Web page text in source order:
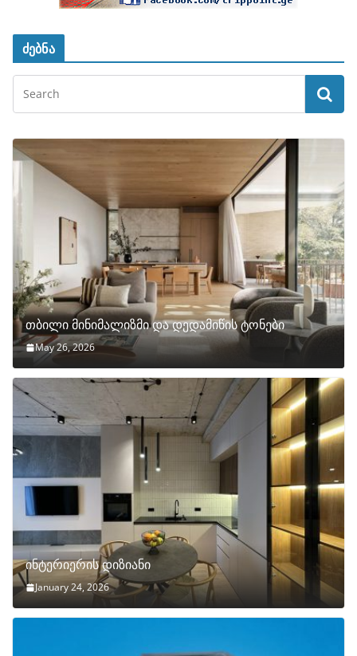
ძებნა
თბილი მინიმალიზმი და დედამიწის ტონები
May 26, 2026
ინტერიერის დიზიანი
January 24, 2026